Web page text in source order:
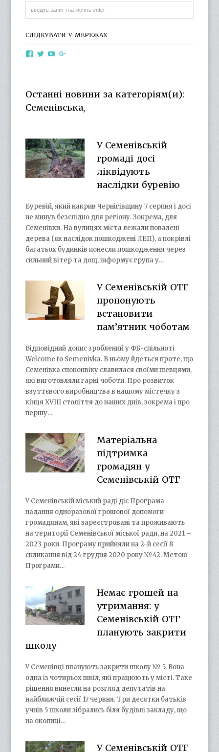
СЛІДКУВАТИ У МЕРЕЖАХ
ViewViewView
YouTube
Останні новини за категоріям(и):
Семенівська,
У Семенівській
громаді досі
ліквідують
наслідки буревію
Буревій, який накрив Чернігівщину 7 серпня і досі
не минув безслідно для регіону. Зокрема, для
Семенівки. На вулицях міста лежали повалені
дерева (як наслідок пошкоджені ЛЕП), а покрівлі
багатьох будинків понесли пошкодження через
сильний вітер та дощ, інформує група у…
У Семенівській ОТГ
пропонують
встановити
пам’ятник чоботам
Відповідний допис зроблений у ФБ-спільноті
Welcome to Semenivka. В ньому йдеться проте, що
Семенівка споконвіку славилася своїми шевцями,
які виготовляли гарні чоботи. Про розвиток
взуттєвого виробництва в нашому містечку з
кінця XVIII століття до наших днів, зокрема і про
першу…
Матеріальна
підтримка
громадян у
Семенівській ОТГ
У Семенівській міський раді діє Програма
надання одноразової грошової допомоги
громадянам, які зареєстровані та проживають
на території Семенівської міської ради, на 2021 –
2023 роки. Програму прийняли на 2-й сесії 8
скликання від 24 грудня 2020 року №42. Метою
Програми…
Немає грошей на
утримання: у
Семенівській ОТГ
планують закрити
школу
У Семенівці планують закрити школу № 5. Вона
одна із чотирьох шкіл, які працюють у місті. Таке
рішення винесли на розгляд депутатів на
найближчій сесії 17 червня. Три десятки батьків
учнів 5 школи зібрались біля будівлі закладу, що
на околиці…
У Семенівській ОТГ